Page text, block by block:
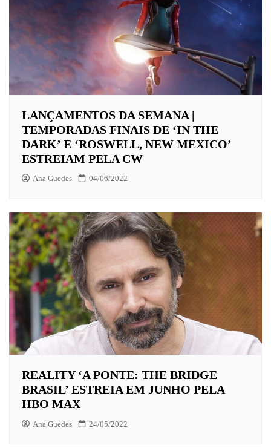
LANÇAMENTOS DA SEMANA |
TEMPORADAS FINAIS DE ‘IN THE
DARK’ E ‘ROSWELL, NEW MEXICO’
ESTREIAM PELA CW
Ana Guedes 04/06/2022
REALITY ‘A PONTE: THE BRIDGE
BRASIL’ ESTREIA EM JUNHO PELA
HBO MAX
Ana Guedes 24/05/2022